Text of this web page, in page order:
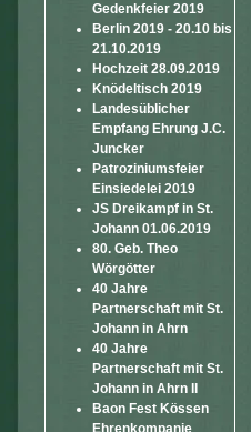
Gedenkfeier 2019
Berlin 2019 - 20.10 bis
21.10.2019
Hochzeit 28.09.2019
Knödeltisch 2019
Landesüblicher
Empfang Ehrung J.C.
Juncker
Patroziniumsfeier
Einsiedelei 2019
JS Dreikampf in St.
Johann 01.06.2019
80. Geb. Theo
Wörgötter
40 Jahre
Partnerschaft mit St.
Johann in Ahrn
40 Jahre
Partnerschaft mit St.
Johann in Ahrn II
Baon Fest Kössen
Ehrenkompanie